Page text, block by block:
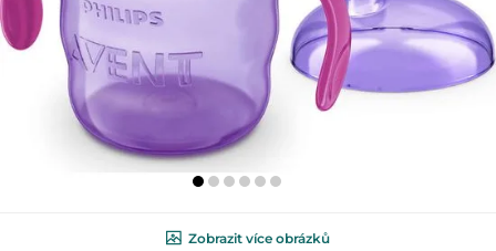
Zobrazit více obrázků